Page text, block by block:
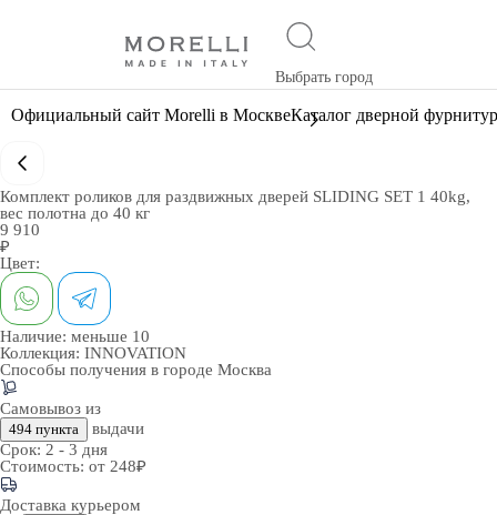
Выбрать город
Официальный сайт Morelli в МосквеКаталог дверной
Комплект роликов для раздвижных дверей SLIDING SET 1 40kg,
вес полотна до 40 кг
9 910
₽
Цвет:
Наличие: меньше 10
Коллекция: INNOVATION
Способы получения в городе Москва
Самовывоз из
494 пункта
выдачи
Срок: 2 - 3 дня
Стоимость: от 248₽
Доставка курьером